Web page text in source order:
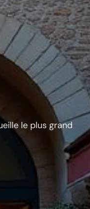
le plus grand